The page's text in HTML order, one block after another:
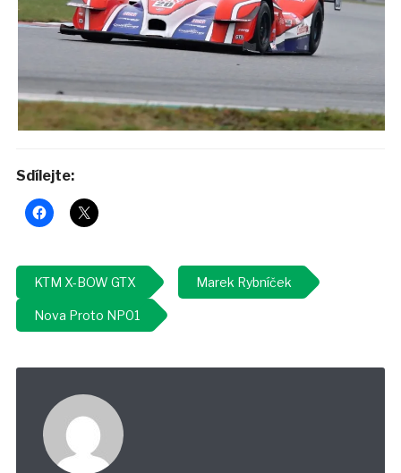
Sdílejte:
KTM X-BOW GTX Marek Rybníček
Nova Proto NP01